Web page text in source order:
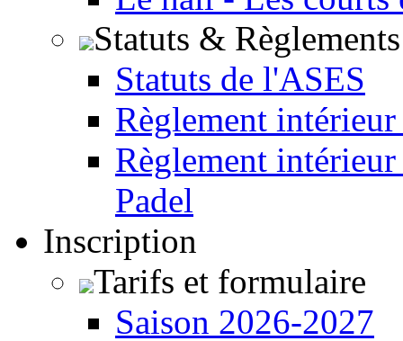
Statuts & Règlements
Statuts de l'ASES
Règlement
Règlement
Padel
Inscription
Tarifs et formulaire
Saison 2026-2027